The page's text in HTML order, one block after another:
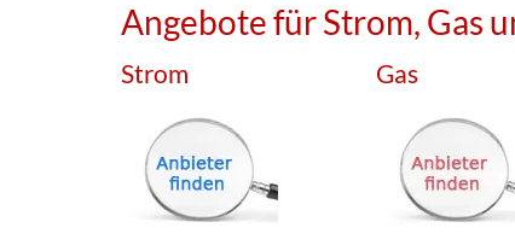
Angebote für Strom, Gas
Strom Gas